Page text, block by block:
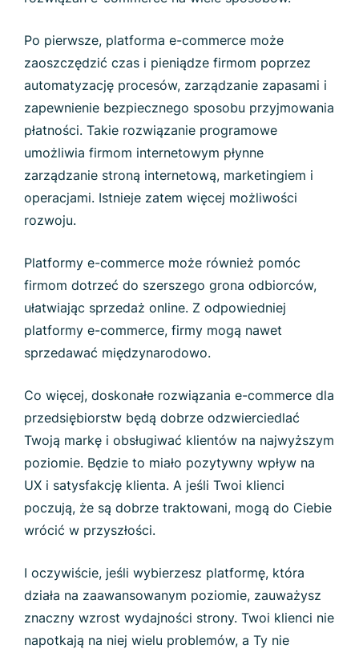
Po pierwsze, platforma e-commerce może
zaoszczędzić czas i pieniądze firmom poprzez
automatyzację procesów, zarządzanie zapasami i
zapewnienie bezpiecznego sposobu przyjmowania
płatności. Takie rozwiązanie programowe
umożliwia firmom internetowym płynne
zarządzanie stroną internetową, marketingiem i
operacjami. Istnieje zatem więcej możliwości
rozwoju.
Platformy e-commerce może również pomóc
firmom dotrzeć do szerszego grona odbiorców,
ułatwiając sprzedaż online. Z odpowiedniej
platformy e-commerce, firmy mogą nawet
sprzedawać międzynarodowo.
Co więcej, doskonałe rozwiązania e-commerce dla
przedsiębiorstw będą dobrze odzwierciedlać
Twoją markę i obsługiwać klientów na najwyższym
poziomie. Będzie to miało pozytywny wpływ na
UX i satysfakcję klienta. A jeśli Twoi klienci
poczują, że są dobrze traktowani, mogą do Ciebie
wrócić w przyszłości.
I oczywiście, jeśli wybierzesz platformę, która
działa na zaawansowanym poziomie, zauważysz
znaczny wzrost wydajności strony. Twoi klienci nie
napotkają na niej wielu problemów, a Ty nie